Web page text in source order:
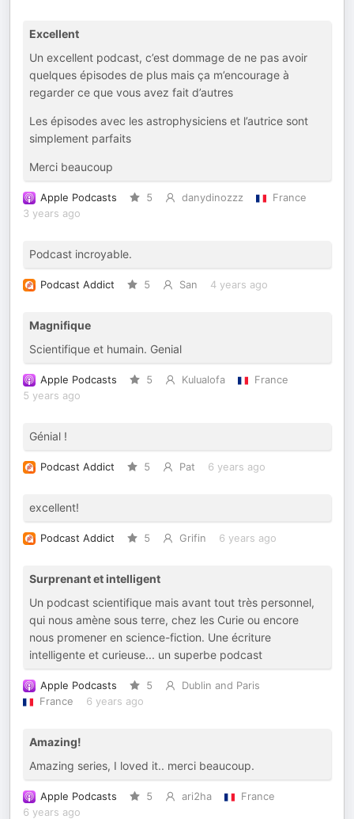
Excellent
Un excellent podcast, c’est dommage de ne pas avoir
quelques épisodes de plus mais ça m’encourage à
regarder ce que vous avez fait d’autres
Les épisodes avec les astrophysiciens et l’autrice sont
simplement parfaits
Merci beaucoup
Apple Podcasts 5 danydinozzz
France
3 years ago
Podcast incroyable.
Podcast Addict 5 San 4 years ago
Magnifique
Scientifique et humain. Genial
Apple Podcasts 5 Kulualofa
France
5 years ago
Génial !
Podcast Addict 5 Pat 6 years ago
excellent!
Podcast Addict 5 Grifin 6 years ago
Surprenant et intelligent
Un podcast scientifique mais avant tout très personnel,
qui nous amène sous terre, chez les Curie ou encore
nous promener en science-fiction. Une écriture
intelligente et curieuse... un superbe podcast
Apple Podcasts 5
Dublin and Paris
France
6 years ago
Amazing!
Amazing series, I loved it.. merci beaucoup.
Apple Podcasts 5 ari2ha
France
6 years ago